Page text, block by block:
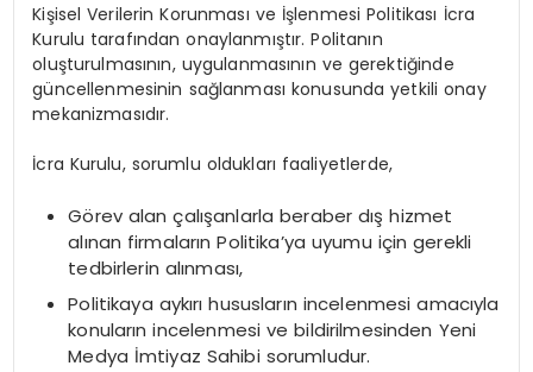
Kişisel Verilerin Korunması ve İşlenmesi Politikası İcra
Kurulu tarafından onaylanmıştır. Politanın
oluşturulmasının, uygulanmasının ve gerektiğinde
güncellenmesinin sağlanması konusunda yetkili onay
mekanizmasıdır.
İcra Kurulu, sorumlu oldukları faaliyetlerde,
Görev alan çalışanlarla beraber dış hizmet
alınan firmaların Politika’ya uyumu için gerekli
tedbirlerin alınması,
Politikaya aykırı hususların incelenmesi amacıyla
konuların incelenmesi ve bildirilmesinden Yeni
Medya İmtiyaz Sahibi sorumludur.